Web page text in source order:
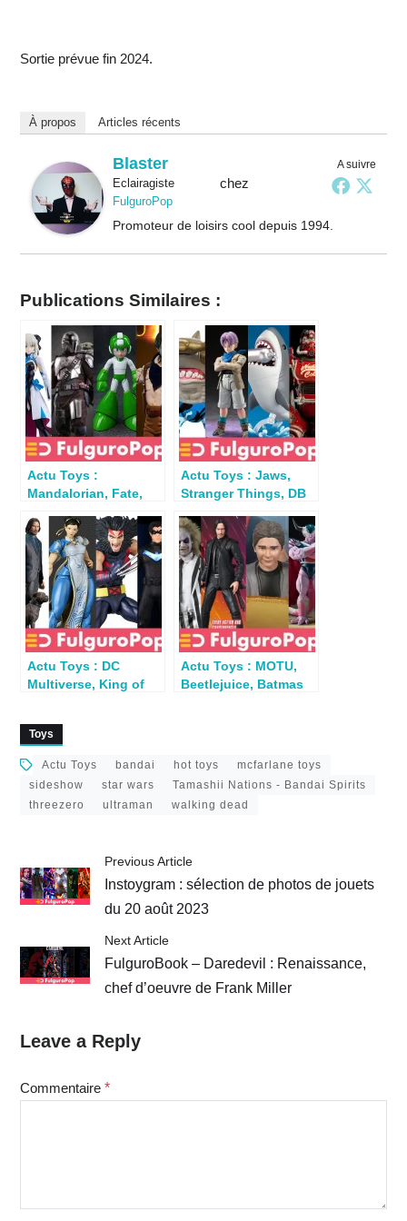
Sortie prévue fin 2024.
À propos Articles récents
A suivre
Blaster
Eclairagistechez
FulguroPop
Promoteur de loisirs cool depuis 1994.
Publications Similaires :
Actu Toys :
Mandalorian, Fate,
Harry Potter, Mega
Man
Actu Toys : Jaws,
Stranger Things, DB
Sharks…
Actu Toys : DC
Multiverse, King of
Actu Toys : MOTU,
Beetlejuice, Batmas
Toys
Actu Toys bandai hot toys
mcfarlane toys
sideshow
star wars
Tamashii Nations - Bandai Spirits
threezero
ultraman walking dead
Previous Article
Instoygram : sélection de photos de jouets
du 20 août 2023
Next Article
FulguroBook – Daredevil : Renaissance,
chef d’oeuvre de Frank Miller
Leave a Reply
Commentaire *